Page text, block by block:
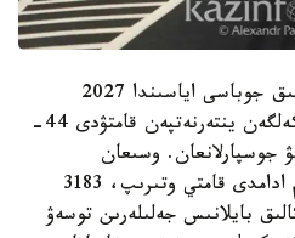
«قولجەتىمدى ينتەرنەت» ۇلتتىق جوباسى اياسىندا 2027
-جىلعا دەيىن اۋىلداردى تىركەلگەن ينتەرنەتپەن قامتۋدى 44-
جوسپارلانعان. وسىعان
بايلانىستى 1,2 ميلليون استام ادامدى قامتي وتىرىپ، 3183
بايلانىس جەلىلەرىن توسەۋ